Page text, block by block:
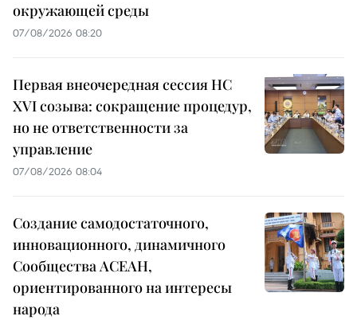
окружающей среды
07/08/2026 08:20
Первая внеочередная сессия НС
XVI созыва: сокращение процедур,
но не ответственности за
управление
07/08/2026 08:04
Создание самодостаточного,
инновационного, динамичного
Сообщества АСЕАН,
ориентированного на интересы
народа